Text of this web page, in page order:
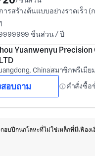
การสร้างต้นแบบอย่างรวดเร็ว (ก
ชิ้นส่วน / ปี
Yuanwenyu
Chinaสมาชิกพรีเมีย
สอบถาม คำสั่งซื้อ